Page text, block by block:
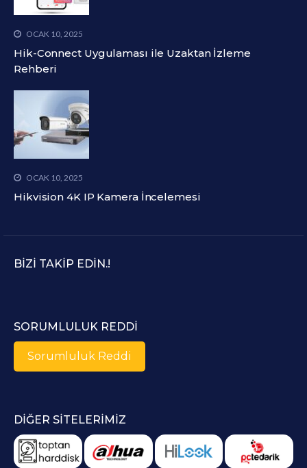
OCAK 10, 2025
Hik-Connect Uygulaması ile Uzaktan İzleme
Rehberi
OCAK 10, 2025
Hikvision 4K IP Kamera İncelemesi
BIZI TAKIP EDIN.!
SORUMLULUK REDDI
Sorumluluk Reddi
DIĞER SITELERIMIZ